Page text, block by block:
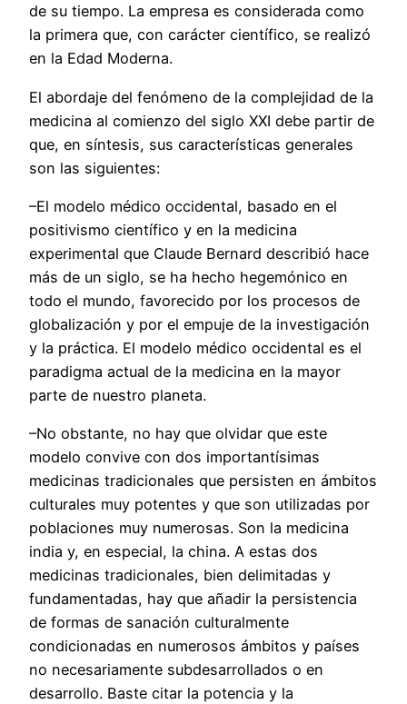
de su tiempo. La empresa es considerada como
la primera que, con carácter científico, se realizó
en la Edad Moderna.
El abordaje del fenómeno de la complejidad de la
medicina al comienzo del siglo XXI debe partir de
que, en síntesis, sus características generales
son las siguientes:
–El modelo médico occidental, basado en el
positivismo científico y en la medicina
experimental que Claude Bernard describió hace
más de un siglo, se ha hecho hegemónico en
todo el mundo, favorecido por los procesos de
globalización y por el empuje de la investigación
y la práctica. El modelo médico occidental es el
paradigma actual de la medicina en la mayor
parte de nuestro planeta.
–No obstante, no hay que olvidar que este
modelo convive con dos importantísimas
medicinas tradicionales que persisten en ámbitos
culturales muy potentes y que son utilizadas por
poblaciones muy numerosas. Son la medicina
india y, en especial, la china. A estas dos
medicinas tradicionales, bien delimitadas y
fundamentadas, hay que añadir la persistencia
de formas de sanación culturalmente
condicionadas en numerosos ámbitos y países
no necesariamente subdesarrollados o en
desarrollo. Baste citar la potencia y la